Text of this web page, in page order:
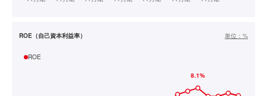
ROE（自己資本利益率） 単位： %
ROE